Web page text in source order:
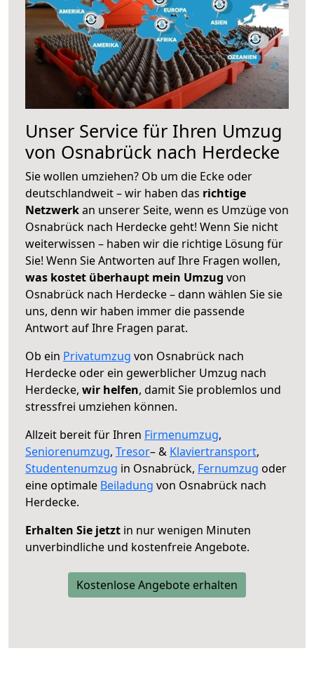
Unser Service für Ihren Umzug
von Osnabrück nach Herdecke
Sie wollen umziehen? Ob um die Ecke oder
deutschlandweit – wir haben das richtige
Netzwerkan unserer Seite, wenn es Umzüge von
Osnabrück nach Herdecke geht! Wenn Sie nicht
weiterwissen – haben wir die richtige Lösung für
Sie! Wenn Sie Antworten auf Ihre Fragen wollen,
was kostet überhaupt mein Umzug von
Osnabrück nach Herdecke – dann wählen Sie sie
uns, denn wir haben immer die passende
Antwort auf Ihre Fragen parat.
Ob ein Privatumzug von Osnabrück nach
Herdecke oder ein gewerblicher Umzug nach
Herdecke, wir helfen, damit Sie problemlos und
stressfrei umziehen können.
Allzeit bereit für Ihren Firmenumzug,
Seniorenumzug, Tresor– & Klaviertransport,
Studentenumzug in Osnabrück, Fernumzug oder
eine optimale Beiladung von Osnabrück nach
Herdecke.
Erhalten Sie jetzt in nur wenigen Minuten
unverbindliche und kostenfreie Angebote.
Kostenlose Angebote erhalten